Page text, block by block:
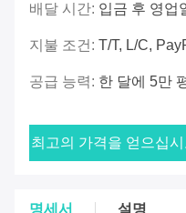
배달 시간: 입금 후 영업
지불 조건: T/T, L/C,
공급 능력: 한 달에 5만
최고의 가격을 얻으십
명세서 설명